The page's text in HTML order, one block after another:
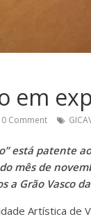
em
0 Comment
está patente
mês de
a Grão Vasco
Artística de